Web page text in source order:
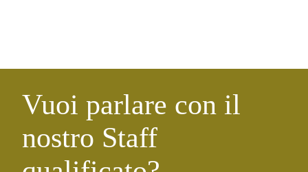
Vuoi parlare con il
nostro Staff